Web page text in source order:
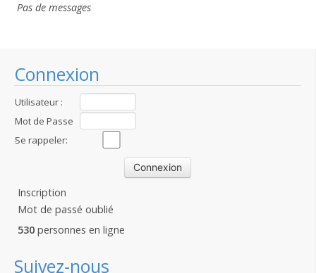
Connexion
Utilisateur :
Mot de Passe
:Se rappeler:
Inscription
Mot de passé oublié
530 personnes en ligne
Suivez-nous
Pas de messages